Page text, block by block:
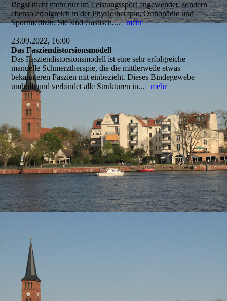
längst nicht mehr nur im Leistungssport angewendet, sondern
ebenso erfolgreich in der Physiotherapie, Orthopädie und
Sportmedizin. Sie sind elastisch,...mehr
23.09.2022, 16:00
Das Fasziendistorsionsmodell
Das Fasziendistorsionsmodell ist eine sehr erfolgreiche
manuelle Schmerztherapie, die die mittlerweile etwas
bekannteren Faszien mit einbezieht. Dieses Bindegewebe
umhüllt und verbindet alle Strukturen in...mehr